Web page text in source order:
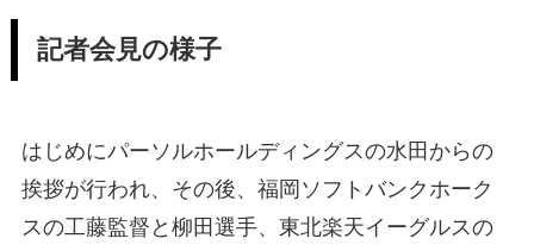
記者会見の様子
はじめにパーソルホールディングスの水田からの
挨拶が行われ、その後、福岡ソフトバンクホーク
スの工藤監督と柳田選手、東北楽天イーグルスの